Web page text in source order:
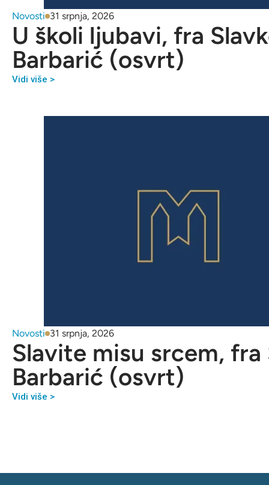
Novosti 31 srpnja, 2026
U školi ljubavi, fra
Barbarić (osvrt)
Vidi više >
Novosti 31 srpnja, 2026
Slavite misu srcem, fra
Barbarić (osvrt)
Vidi više >